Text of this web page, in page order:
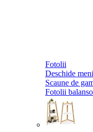
Fotolii
Deschide
Scaune de
Fotolii